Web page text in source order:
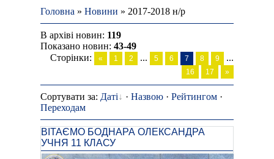
Головна » Новини » 2017-2018 н/р
В архіві новин: 119
Показано новин: 43-49
Сторінки: « 1 2 ... 5 6 7 8 9 ...
16 17 »
Сортувати за: Даті · Назвою · Рейтингом ·
Переходам
ВІТАЄМО БОДНАРА ОЛЕКСАНДРА
УЧНЯ 11 КЛАСУ